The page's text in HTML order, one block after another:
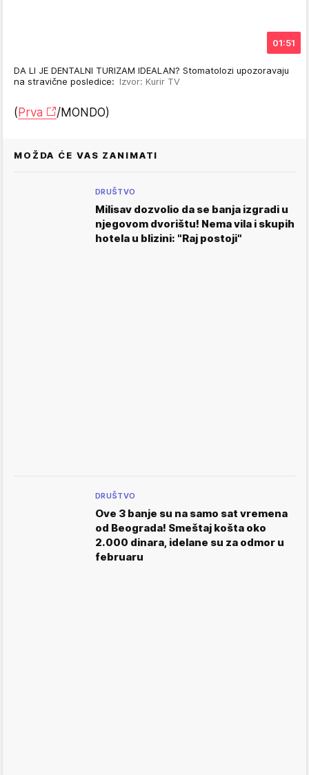
01:51
DA LI JE DENTALNI TURIZAM IDEALAN? Stomatolozi upozoravaju
na stravične posledice: Izvor: Kurir TV
(Prva /MONDO)
MOŽDA ĆE VAS ZANIMATI
DRUŠTVO
Milisav dozvolio da se banja izgradi u
njegovom dvorištu! Nema vila i skupih
hotela u blizini: "Raj postoji"
DRUŠTVO
Ove 3 banje su na samo sat vremena
od Beograda! Smeštaj košta oko
2.000 dinara, idelane su za odmor u
februaru